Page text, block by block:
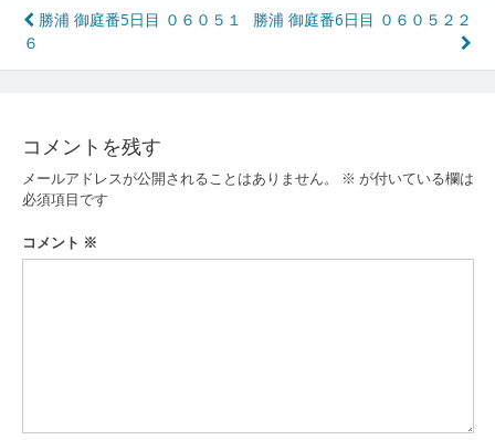
投
稿
ビ
ゲ
ー
シ
勝浦 御庭番5日目 ０６０５１
６
勝浦 御庭番6日目 ０６０５２２
コメントを残す
メールアドレスが公開されることはありません。 ※ が付いている欄は
必須項目です
コメント ※